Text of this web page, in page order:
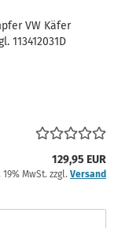
VW Käfer
113412031D
129,95 EUR
MwSt. zzgl. Versand